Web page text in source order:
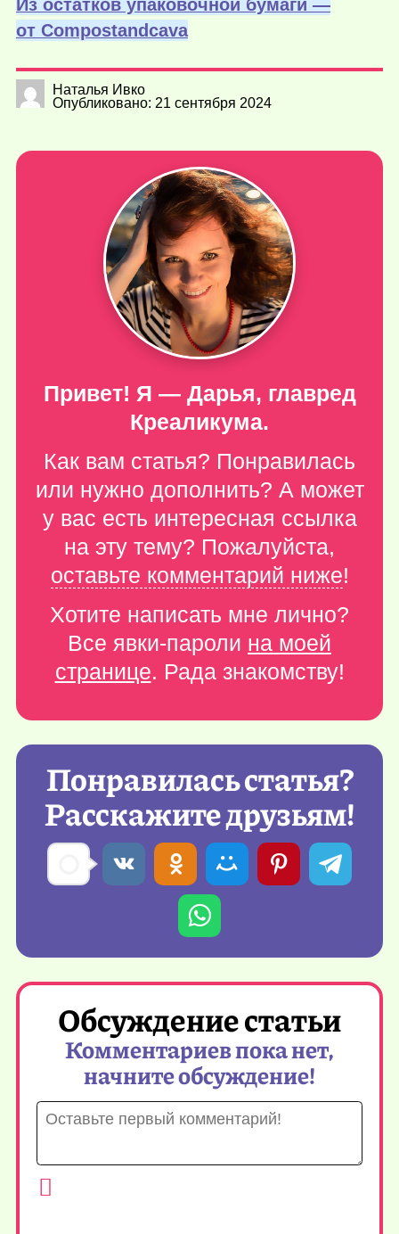
Из остатков упаковочной бумаги —
от Сompostandcava
Наталья Ивко
Опубликовано: 21 сентября 2024
Привет! Я — Дарья, главред
Креаликума.
Как вам статья? Понравилась
или нужно дополнить? А может
у вас есть интересная ссылка
на эту тему? Пожалуйста,
оставьте комментарий ниже!
Хотите написать мне лично?
Все явки-пароли на моей
странице. Рада знакомству!
Понравилась статья?
Расскажите друзьям!
Обсуждение статьи
Комментариев пока нет,
начните обсуждение!